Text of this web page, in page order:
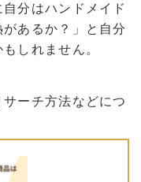
分はハンドメイド
あるか？」と自分
しれません。
ーチ方法などにつ